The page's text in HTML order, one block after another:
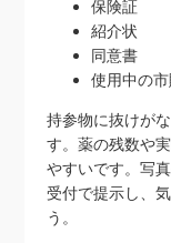
保険証
紹介状
同意書
使用中の
持参物に抜けが
す。薬の残数や
やすいです。写
受付で提示し、
う。